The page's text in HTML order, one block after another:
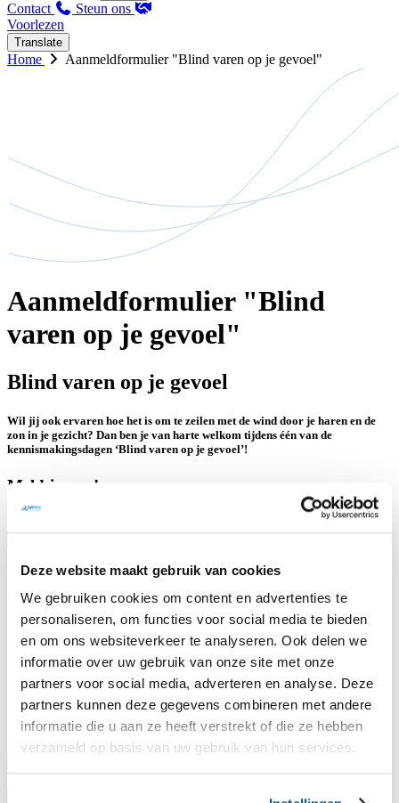
Deze website maakt gebruik van cookies
We gebruiken cookies om content en advertenties te
personaliseren, om functies voor social media te bieden
en om ons websiteverkeer te analyseren. Ook delen we
informatie over uw gebruik van onze site met onze
partners voor social media, adverteren en analyse. Deze
partners kunnen deze gegevens combineren met andere
informatie die u aan ze heeft verstrekt of die ze hebben
verzameld op basis van uw gebruik van hun services.
Contact
Steun ons
Voorlezen
Translate
Home Aanmeldformulier "Blind varen op je gevoel"
Aanmeldformulier "Blind
varen op je gevoel"
Blind varen op je gevoel
Wil jij ook ervaren hoe het is om te zeilen met de wind door je haren en de
zon in je gezicht? Dan ben je van harte welkom tijdens één van de
kennismakingsdagen ‘Blind varen op je gevoel’!
Meld je aan!
Datum
Adres
Straat en huisnummer
Woonplaats
Postcode
Telefoonnummer *
Telefoonnummer thuisblijver (in geval van nood)